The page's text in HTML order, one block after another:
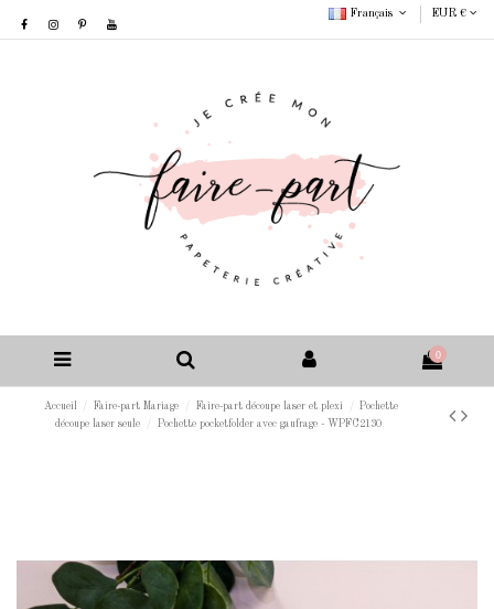
Français EUR €
0
Accueil Faire-part Mariage Faire-part découpe laser et plexi
Pochette
découpe laser seule
Pochette pocketfolder avec gaufrage - WPFC2130